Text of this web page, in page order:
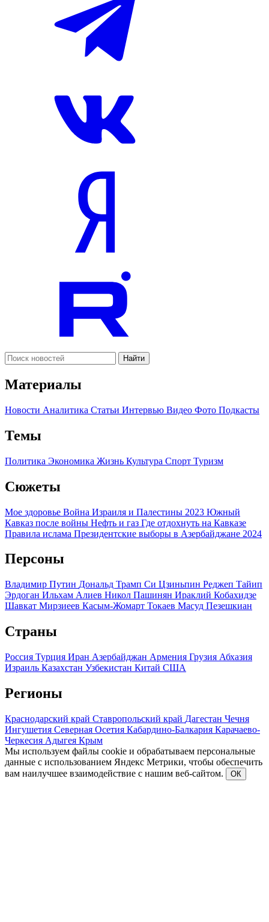
Найти
Материалы
Новости Аналитика Статьи Интервью Видео Фото Подкасты
Темы
Политика Экономика Жизнь Культура Спорт Туризм
Сюжеты
Мое здоровье Война Израиля и Палестины 2023 Южный
Кавказ после войны Нефть и газ Где отдохнуть на Кавказе
Правила ислама Президентские выборы в Азербайджане 2024
Персоны
Владимир Путин Дональд Трамп Си Цзиньпин Реджеп Тайип
Эрдоган Ильхам Алиев Никол Пашинян Ираклий Кобахидзе
Шавкат Мирзиеев Касым-Жомарт Токаев Масуд Пезешкиан
Страны
Россия Турция Иран Азербайджан Армения Грузия Абхазия
Израиль Казахстан Узбекистан Китай США
Регионы
Краснодарский край Ставропольский край Дагестан Чечня
Ингушетия Северная Осетия Кабардино-Балкария Карачаево-
Черкесия Адыгея Крым
Мы используем файлы cookie и обрабатываем персональные
данные с использованием Яндекс Метрики, чтобы обеспечить
вам наилучшее взаимодействие с нашим веб-сайтом.
ОК